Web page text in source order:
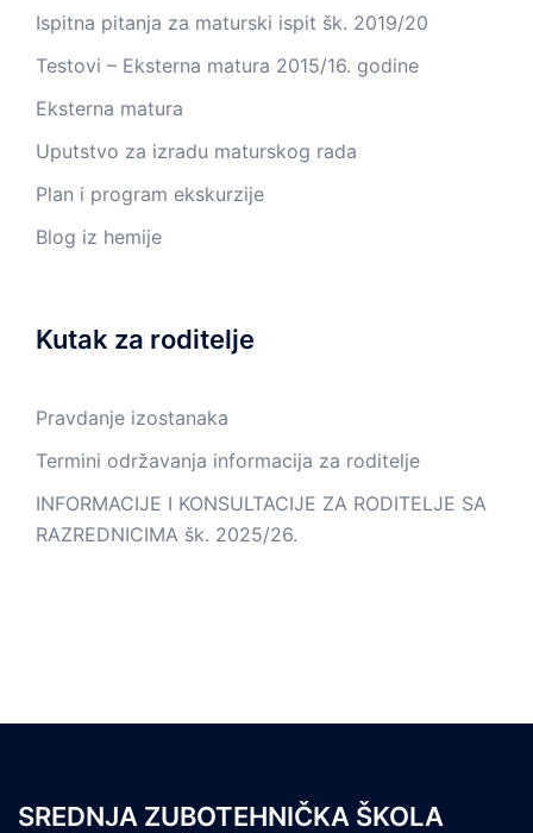
Ispitna pitanja za maturski ispit šk. 2019/20
Testovi – Eksterna matura 2015/16. godine
Eksterna matura
Uputstvo za izradu maturskog rada
Plan i program ekskurzije
Blog iz hemije
Kutak za roditelje
Pravdanje izostanaka
Termini održavanja informacija za roditelje
INFORMACIJE I KONSULTACIJE ZA RODITELJE SA
RAZREDNICIMA šk. 2025/26.
SREDNJA ZUBOTEHNIČKA ŠKOLA